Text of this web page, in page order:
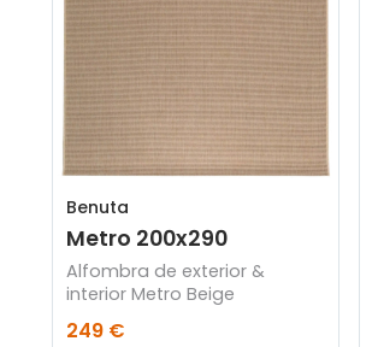
Benuta
Metro 200x290
Alfombra de exterior &
interior Metro Beige
249 €